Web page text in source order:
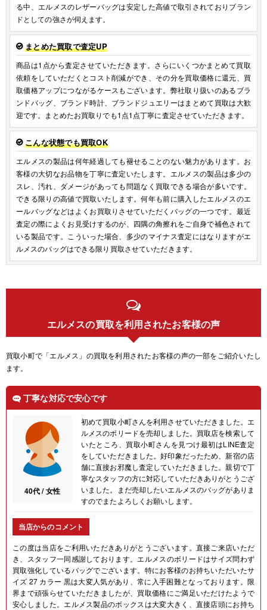
る中、エルメスのレザーバッグは安定した高値で取引されておりブラン
ドとしての強さが伺えます。
まとめた買取で査定UP
商品は1点から査定させていただきます。さらにいくつかまとめて買取
依頼をしていただくとコスト削減ができ、その分を買取価格に還元、買
取価格アップにつながるケースもございます。弊社取り扱いのあるブラ
ンドバッグ、ブランド時計、ブランドジュエリーはまとめて買取は大歓
迎です。まとめたお買取りでも1点1点丁寧に査定させていただきます。
こんな状態でも買取OK
エルメスの製品は何年経過しても褪せることのない魅力があります。お
客様の大切なお品物を丁寧に査定いたします。エルメスの製品は多少の
スレ、汚れ、ダメージがあっても問題なく買取できる場合が多いです。
できる限りの高値で買取いたします。何年も前に購入したエルメスのエ
ールバッグなどはよくお買取りさせていただくバッグの一つです。最近
査定の際によくお見受けするのが、四隅の角擦れをご自身で補色されて
いる製品です。こういった場合、多少のマイナス査定にはなりますがエ
ルメスのバッグはできる限り買取させていただきます。
エルメスの買取を利用されたお客様の声
買取小町で「エルメス」の買取を利用されたお客様の声の一部をご紹介いたし
ます。
丁寧な対応で安心です
40代 / 女性
初めて買取小町さんを利用させていただきました。エ
ルメスのボリードを売却しました。買取店を検索して
いたところ、買取小町さんを見つけ最初はLINE査定
をしていただきました。好印象だったため、新宿の店
舗に直接お邪魔し査定していただきました。親切で丁
寧なスタッフの方に対応していただきありがとうござ
いました。まだ売却したいエルメスのバッグがありま
すのでまたよろしくお願いします。
当店からのコメント
この度は当店をご利用いただきありがとうございます。直接ご来店いただ
き、スタッフ一同感謝しております。エルメスのボリードはサイズ問わず
買取強化しているバッグでございます。特にお客様のお持ちいただいたサ
イズ 27 カラー 黒は大変人気があり、常に入手困難となっております。限
界まで頑張らせていただきましたが、買取価格にご満足いただけたようで
安心しました。エルメス製品のボックスは大変大きく、直接店頭にお持ち